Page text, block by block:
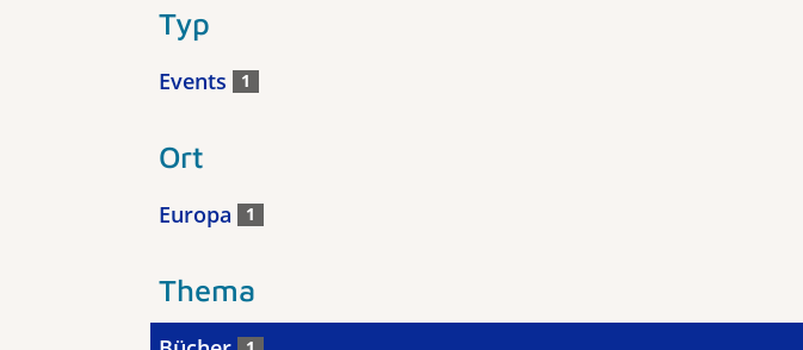
Typ
Events 1
Ort
Europa 1
Thema